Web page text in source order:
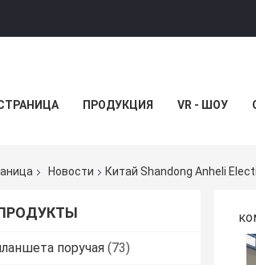
ПРОДУКЦИЯ VR - ШОУ
Новости Китай Shandong Anheli
поручая (73)